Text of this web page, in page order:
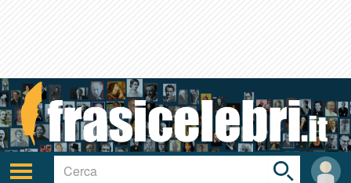
Attiva/disattiva
navigazione
User
area
Toggle
search
bar